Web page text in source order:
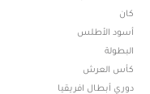
كان
أسود الأطلس
البطولة
كأس العرش
دوري أبطال افريقيا